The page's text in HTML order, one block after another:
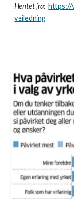
Hentet fra:https://
veiledning